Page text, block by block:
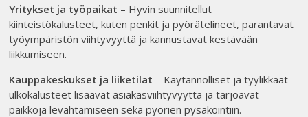
Yritykset ja työpaikat – Hyvin suunnitellut
kiinteistökalusteet, kuten penkit ja pyörätelineet, parantavat
työympäristön viihtyvyyttä ja kannustavat kestävään
liikkumiseen.
Kauppakeskukset ja liiketilat – Käytännölliset ja tyylikkäät
ulkokalusteet lisäävät asiakasviihtyvyyttä ja tarjoavat
paikkoja levähtämiseen sekä pyörien pysäköintiin.